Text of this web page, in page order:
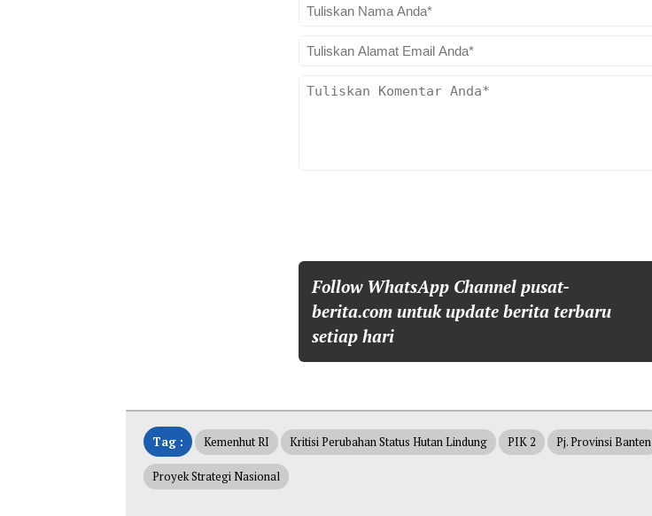
Follow WhatsApp Channel pusat-
berita.com untuk update berita terbaru
setiap hari
Tag : Kemenhut RI Kritisi Perubahan Status Hutan Lindung PIK 2 Pj. Provinsi Banten
Proyek Strategi Nasional